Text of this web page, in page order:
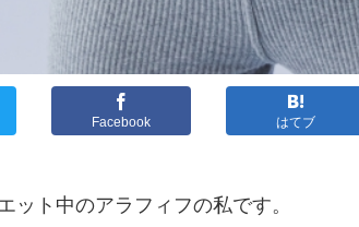
Facebook はてブ
ット中のアラフィフの私です。